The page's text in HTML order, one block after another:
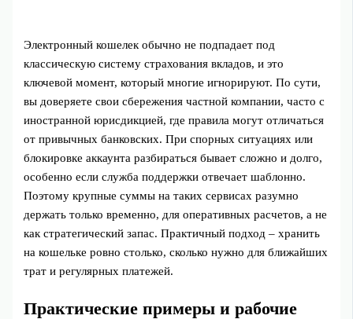
Электронный кошелек обычно не подпадает под
классическую систему страхования вкладов, и это
ключевой момент, который многие игнорируют. По сути,
вы доверяете свои сбережения частной компании, часто с
иностранной юрисдикцией, где правила могут отличаться
от привычных банковских. При спорных ситуациях или
блокировке аккаунта разбираться бывает сложно и долго,
особенно если служба поддержки отвечает шаблонно.
Поэтому крупные суммы на таких сервисах разумно
держать только временно, для оперативных расчетов, а не
как стратегический запас. Практичный подход – хранить
на кошельке ровно столько, сколько нужно для ближайших
трат и регулярных платежей.
Практические примеры и рабочие